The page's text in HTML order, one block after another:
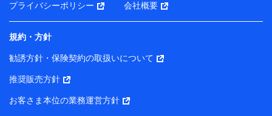
プライバシーポリシー 会社概要
規約・方針
勧誘方針・保険契約の取扱いについて
推奨販売方針
お客さま本位の業務運営方針